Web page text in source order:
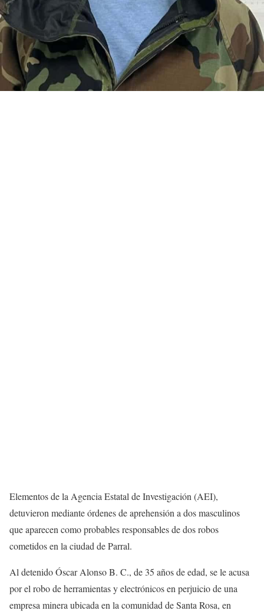
Elementos de la Agencia Estatal de Investigación (AEI),
detuvieron mediante órdenes de aprehensión a dos masculinos
que aparecen como probables responsables de dos robos
cometidos en la ciudad de Parral.
Al detenido Óscar Alonso B. C., de 35 años de edad, se le acusa
por el robo de herramientas y electrónicos en perjuicio de una
empresa minera ubicada en la comunidad de Santa Rosa, en